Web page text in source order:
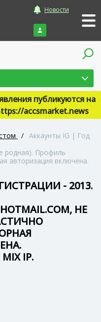
Новости
Войти
публикуются на
accsmarket.news
/ Аккаунты IG | Год
родная). Профиль
авторизация включена.
- 2013.
НЕ
IP.